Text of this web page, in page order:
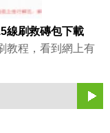
線刷救磚包下載
教程，看到網上有